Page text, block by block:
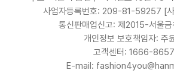
사업자등록번호: 209-81-59257 [
통신판매업신고: 제2015-서울
개인정보 보호책임자: 주
고객센터: 1666-8657
E-mail: